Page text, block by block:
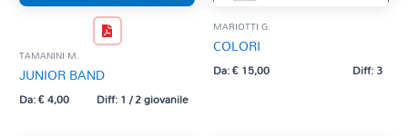
TAMANINI M.
JUNIOR BAND
Da:€4,00 Diff: 1 / 2 giovanile
MARIOTTI G.
COLORI
Da:€15,00 Diff: 3